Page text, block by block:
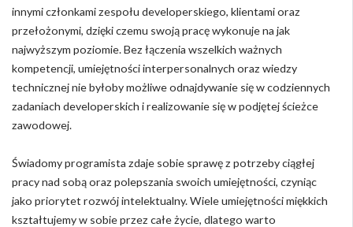
innymi członkami zespołu developerskiego, klientami oraz
przełożonymi, dzięki czemu swoją pracę wykonuje na jak
najwyższym poziomie. Bez łączenia wszelkich ważnych
kompetencji, umiejętności interpersonalnych oraz wiedzy
technicznej nie byłoby możliwe odnajdywanie się w codziennych
zadaniach developerskich i realizowanie się w podjętej ścieżce
zawodowej.
Świadomy programista zdaje sobie sprawę z potrzeby ciągłej
pracy nad sobą oraz polepszania swoich umiejętności, czyniąc
jako priorytet rozwój intelektualny. Wiele umiejętności miękkich
kształtujemy w sobie przez całe życie, dlatego warto